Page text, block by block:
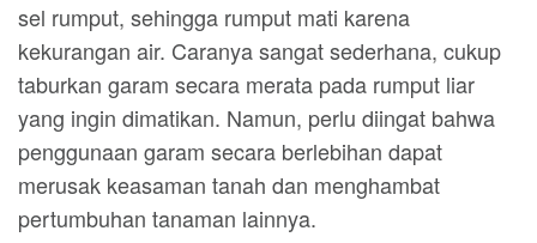
sel rumput, sehingga rumput mati karena
kekurangan air. Caranya sangat sederhana, cukup
taburkan garam secara merata pada rumput liar
yang ingin dimatikan. Namun, perlu diingat bahwa
penggunaan garam secara berlebihan dapat
merusak keasaman tanah dan menghambat
pertumbuhan tanaman lainnya.